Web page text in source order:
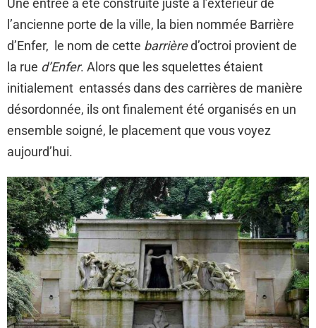
Une entrée a été construite juste à l’extérieur de
l’ancienne porte de la ville, la bien nommée Barrière
d’Enfer, le nom de cette barrièred’octroi provient de
la rue d’Enfer. Alors que les squelettes étaient
initialement entassés dans des carrières de manière
désordonnée, ils ont finalement été organisés en un
ensemble soigné, le placement que vous voyez
aujourd’hui.